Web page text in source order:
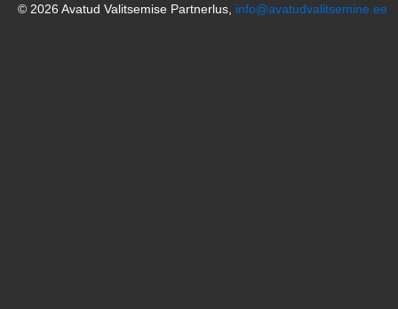
© 2026 Avatud Valitsemise Partnerlus, info@avatudvalitsemine.ee